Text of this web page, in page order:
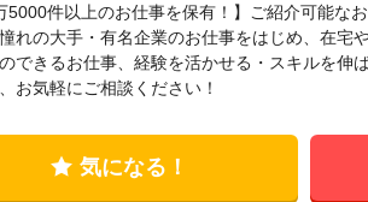
5000件以上のお仕事を保有！】ご紹介可能な
れの大手・有名企業のお仕事をはじめ、在宅
できるお仕事、経験を活かせる・スキルを伸
お気軽にご相談ください！
気になる！